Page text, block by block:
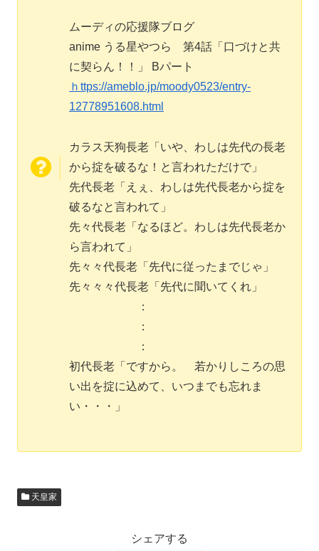
ムーディの応援隊ブログ
anime うる星やつら 第4話「口づけと共
に契らん！！」 Bパート
ｈttps://ameblo.jp/moody0523/entry-
12778951608.html
カラス天狗長老「いや、わしは先代の長老
から掟を破るな！と言われただけで」
先代長老「えぇ、わしは先代長老から掟を
破るなと言われて」
先々代長老「なるほど。わしは先代長老か
ら言われて」
先々々代長老「先代に従ったまでじゃ」
先々々々代長老「先代に聞いてくれ」
：
：
：
初代長老「ですから。 若かりしころの思
い出を掟に込めて、いつまでも忘れま
い・・・」
天皇家
シェアする